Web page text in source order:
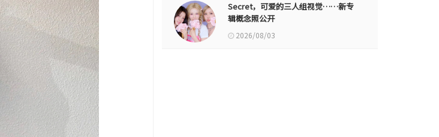
Secret，可爱的三人组视觉……新专
辑概念照公开
2026/08/03